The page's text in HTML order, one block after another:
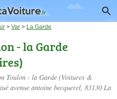
> Var > La Garde
- la Garde
Toulon - la Garde (Voitures &
avenue antoine becquerel, 83130 La